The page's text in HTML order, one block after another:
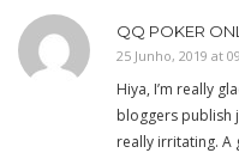
QQ POKER
25 Junho, 2019 at
Hiya, I’m really
bloggers publish
really irritating. A